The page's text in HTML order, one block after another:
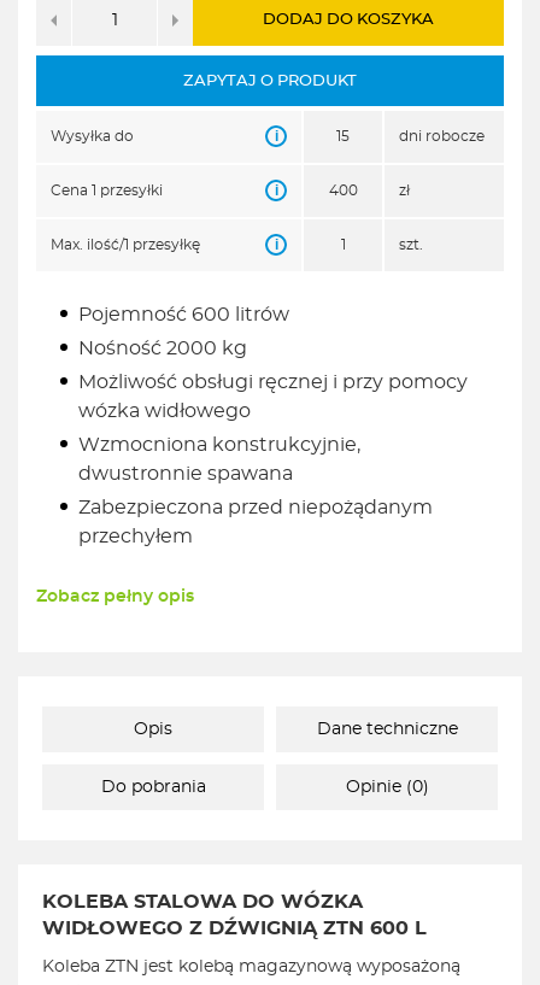
DODAJ DO KOSZYKA
ZAPYTAJ O PRODUKT
Wysyłka do i 15 dni robocze
Cena 1 przesyłki i 400 zł
Max. ilość/1 przesyłkę i szt.
Pojemność 600 litrów
Nośność 2000 kg
Możliwość obsługi ręcznej i przy pomocy
wózka widłowego
Wzmocniona konstrukcyjnie,
dwustronnie spawana
Zabezpieczona przed niepożądanym
przechyłem
Zobacz pełny opis
Opis Dane techniczne
Do pobrania Opinie (0)
KOLEBA STALOWA DO WÓZKA
WIDŁOWEGO Z DŹWIGNIĄ ZTN 600 L
Koleba ZTN jest kolebą magazynową wyposażoną